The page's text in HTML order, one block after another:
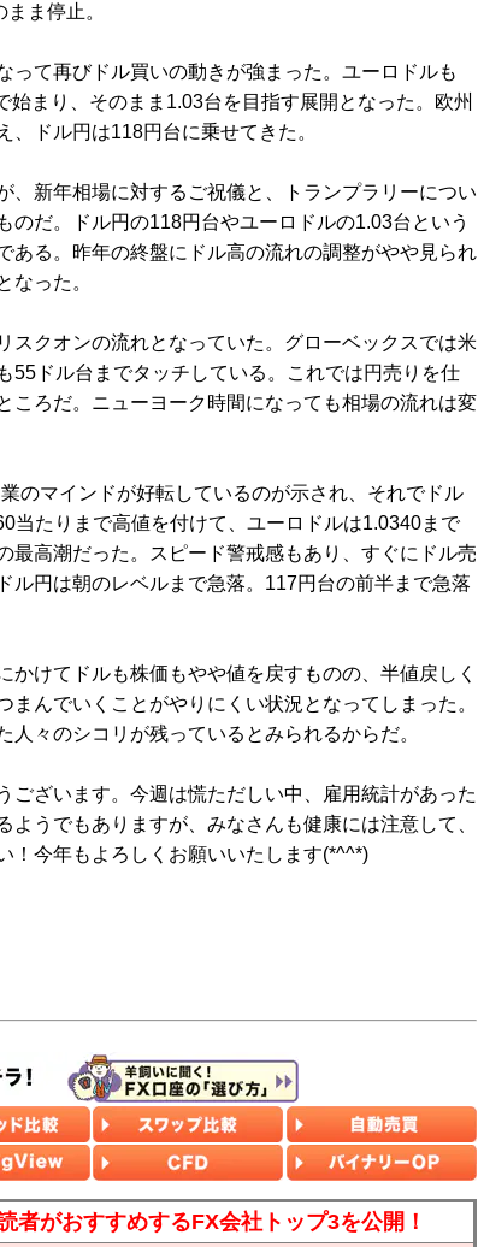
ま停止。
て再びドル買いの動きが強まった。ユーロドルも
始まり、そのまま1.03台を目指す展開となった。欧州
ドル円は118円台に乗せてきた。
新年相場に対するご祝儀と、トランプラリーについ
のだ。ドル円の118円台やユーロドルの1.03台という
ある。昨年の終盤にドル高の流れの調整がやや見られ
なった。
クオンの流れとなっていた。グローベックスでは米
55ドル台までタッチしている。これでは円売りを仕
ころだ。ニューヨーク時間になっても相場の流れは変
のマインドが好転しているのが示され、それでドル
当たりまで高値を付けて、ユーロドルは1.0340まで
最高潮だった。スピード警戒感もあり、すぐにドル売
ル円は朝のレベルまで急落。117円台の前半まで急落
けてドルも株価もやや値を戻すものの、半値戻しく
まんでいくことがやりにくい状況となってしまった。
人々のシコリが残っているとみられるからだ。
ざいます。今週は慌ただしい中、雇用統計があった
ようでもありますが、みなさんも健康には注意して、
！今年もよろしくお願いいたします(*^^*)
者がおすすめするFX会社トップ3を公開！